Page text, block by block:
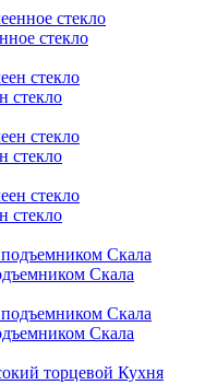
стекло
стекло
стекло
стекло
Скала
Скала